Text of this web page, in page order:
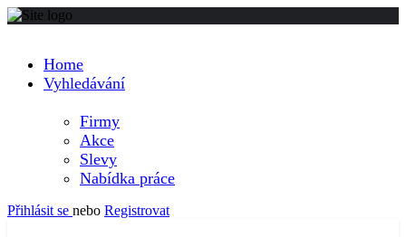
Home
Vyhledávání
Firmy
Akce
Slevy
Nabídka práce
Přihlásit se nebo Registrovat